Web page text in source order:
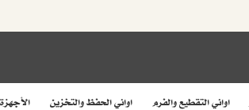
اواني التقطيع والفرم اواني الحفظ والتخزين